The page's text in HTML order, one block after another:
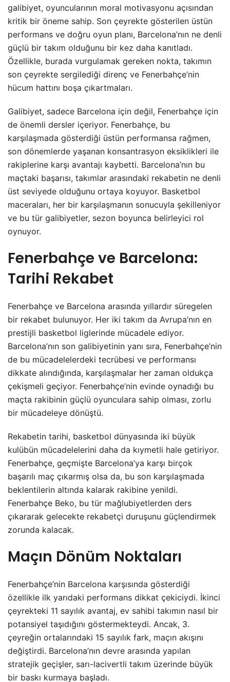
galibiyet, oyuncularının moral motivasyonu açısından
kritik bir öneme sahip. Son çeyrekte gösterilen üstün
performans ve doğru oyun planı, Barcelona’nın ne denli
güçlü bir takım olduğunu bir kez daha kanıtladı.
Özellikle, burada vurgulamak gereken nokta, takımın
son çeyrekte sergilediği direnç ve Fenerbahçe’nin
hücum hattını boşa çıkartmaları.
Galibiyet, sadece Barcelona için değil, Fenerbahçe için
de önemli dersler içeriyor. Fenerbahçe, bu
karşılaşmada gösterdiği üstün performansa rağmen,
son dönemlerde yaşanan konsantrasyon eksiklikleri ile
rakiplerine karşı avantajı kaybetti. Barcelona’nın bu
maçtaki başarısı, takımlar arasındaki rekabetin ne denli
üst seviyede olduğunu ortaya koyuyor. Basketbol
maceraları, her bir karşılaşmanın sonucuyla şekilleniyor
ve bu tür galibiyetler, sezon boyunca belirleyici rol
oynuyor.
Fenerbahçe ve Barcelona:
Tarihi Rekabet
Fenerbahçe ve Barcelona arasında yıllardır süregelen
bir rekabet bulunuyor. Her iki takım da Avrupa’nın en
prestijli basketbol liglerinde mücadele ediyor.
Barcelona’nın son galibiyetinin yanı sıra, Fenerbahçe’nin
de bu mücadelelerdeki tecrübesi ve performansı
dikkate alındığında, karşılaşmalar her zaman oldukça
çekişmeli geçiyor. Fenerbahçe’nin evinde oynadığı bu
maçta rakibinin güçlü oyunculara sahip olması, zorlu
bir mücadeleye dönüştü.
Rekabetin tarihi, basketbol dünyasında iki büyük
kulübün mücadelelerini daha da kıymetli hale getiriyor.
Fenerbahçe, geçmişte Barcelona’ya karşı birçok
başarılı maç çıkarmış olsa da, bu son karşılaşmada
beklentilerin altında kalarak rakibine yenildi.
Fenerbahçe Beko, bu tür mağlubiyetlerden ders
çıkararak gelecekte rekabetçi duruşunu güçlendirmek
zorunda kalacak.
Maçın Dönüm Noktaları
Fenerbahçe’nin Barcelona karşısında gösterdiği
özellikle ilk yarıdaki performans dikkat çekiciydi. İkinci
çeyrekteki 11 sayılık avantaj, ev sahibi takımın nasıl bir
potansiyel taşıdığını göstermekteydi. Ancak, 3.
çeyreğin ortalarındaki 15 sayılık fark, maçın akışını
değiştirdi. Barcelona’nın devre arasında yapılan
stratejik geçişler, sarı-lacivertli takım üzerinde büyük
bir baskı kurmaya başladı.